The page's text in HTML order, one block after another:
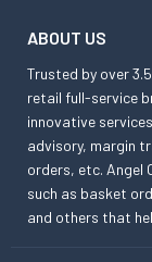
ABOUT US
Trusted by over
retail full-service
innovative
advisory, margin
orders, etc. Angel
such as basket
and others that